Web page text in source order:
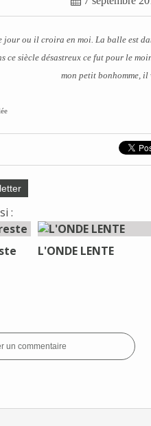
ou il croira en moi. La balle est
ce siècle désastreux ce fut pour le
mon petit bonhomme,
:
L'ONDE LENTE
un commentaire